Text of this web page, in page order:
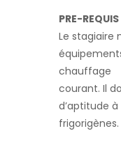
PRE-REQUIS
Le stagiaire
chauffage
courant. Il
d’aptitude
frigorigènes.